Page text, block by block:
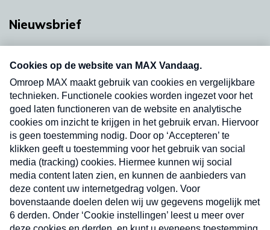
Nieuwsbrief
nieuwsbrief. Elke vrijdag- en dinsdagochtend in
uw mailbox.
Verzend
Nieuwsbrief